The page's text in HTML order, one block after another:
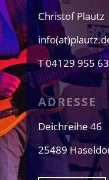
Christof Plautz
T 04129 955
ADRESSE
Deichreihe 46
25489